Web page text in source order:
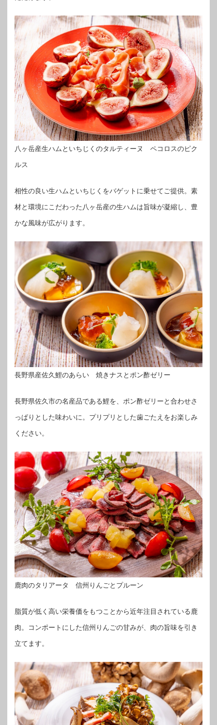
八ヶ岳産生ハムといちじくのタルティーヌ ペコロスのピク
ルス
相性の良い生ハムといちじくをバゲットに乗せてご提供。素
材と環境にこだわった八ヶ岳産の生ハムは旨味が凝縮し、豊
かな風味が広がります。
長野県産佐久鯉のあらい 焼きナスとポン酢ゼリー
長野県佐久市の名産品である鯉を、ポン酢ゼリーと合わせさ
っぱりとした味わいに。プリプリとした歯ごたえをお楽しみ
ください。
鹿肉のタリアータ 信州りんごとプルーン
脂質が低く高い栄養価をもつことから近年注目されている鹿
肉。コンポートにした信州りんごの甘みが、肉の旨味を引き
立てます。